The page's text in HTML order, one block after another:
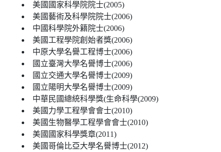
美國國家科學院院士(2005)
美國藝術及科學院院士(2006)
中國科學院外籍院士(2006)
美國工程學院創始者獎(2006)
中原大學名譽工程博士(2006)
國立臺灣大學名譽博士(2006)
國立交通大學名譽博士(2009)
國立陽明大學名譽博士(2009)
中華民國總統科學獎(生命科學(2009)
美國力學工程學會會士(2010)
美國生物醫學工程學會會士(2010)
美國國家科學獎章(2011)
美國哥倫比亞大學名譽博士(2012)